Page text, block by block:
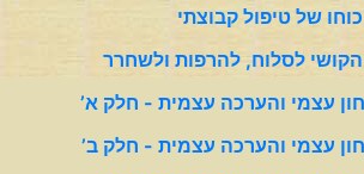
של טיפול קבוצתי
לסלוח, להרפות ולשחרר
עצמי והערכה עצמית - חלק א’
עצמי והערכה עצמית - חלק ב’